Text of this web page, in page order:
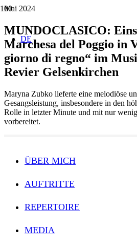
DE
Mai 2024
MUNDOCLASICO:
Marchesa del Poggio in
giorno di regno“ im
Revier Gelsenkirchen
Maryna Zubko lieferte eine melodiöse
Gesangsleistung, insbesondere in den
Rolle in letzter Minute und mit nur
vorbereitet.
ÜBER MICH
AUFTRITTE
REPERTOIRE
MEDIA